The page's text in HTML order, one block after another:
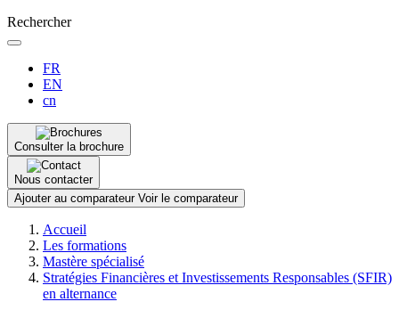
Rechercher
FR
EN
cn
Consulter la brochure
Nous contacter
Ajouter au comparateur Voir le comparateur
d'Ariane
Accueil
Les formations
Mastère spécialisé
Stratégies Financières et Investissements Responsables (SFIR)
en alternance